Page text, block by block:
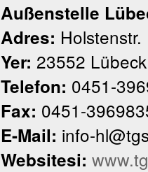
Außenstelle
Adres:
Yer: 23552 Lübeck
Telefon: 0451-
Fax: 0451-
E-Mail: info-
Websitesi: